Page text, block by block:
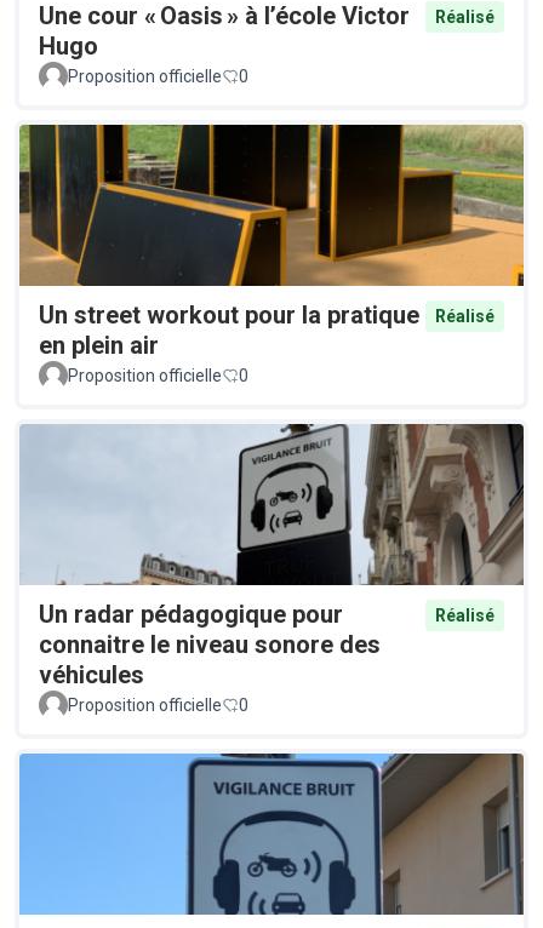
Une cour « Oasis » à l’école Victor
Hugo
Réalisé
Proposition officielle 0
Un street workout pour la pratique
en plein air
Réalisé
Proposition officielle 0
Un radar pédagogique pour
connaitre le niveau sonore des
véhicules
Réalisé
Proposition officielle 0